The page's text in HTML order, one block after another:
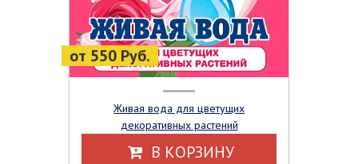
от 550 Руб.
Живая вода для цветущих
декоративных растений
В КОРЗИНУ